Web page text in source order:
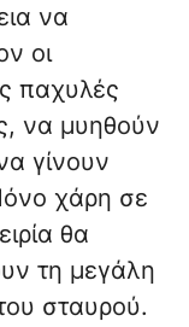
να
οι
παχυλές
να μυηθούν
γίνουν
χάρη σε
θα
τη μεγάλη
σταυρού.